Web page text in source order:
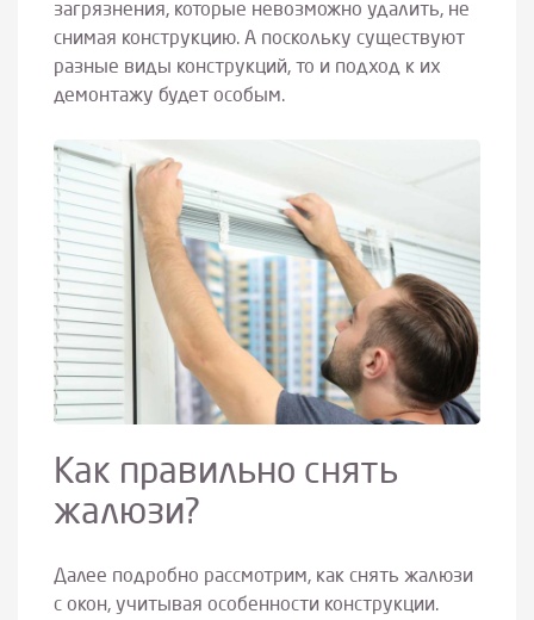
загрязнения, которые невозможно удалить, не
снимая конструкцию. А поскольку существуют
разные виды конструкций, то и подход к их
демонтажу будет особым.
Как правильно снять
жалюзи?
Далее подробно рассмотрим, как снять жалюзи
с окон, учитывая особенности конструкции.